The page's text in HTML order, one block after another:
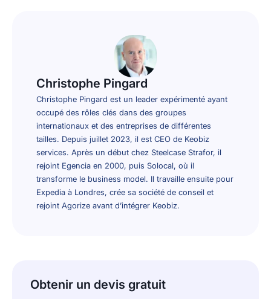
Christophe Pingard
Christophe Pingard est un leader expérimenté ayant
occupé des rôles clés dans des groupes
internationaux et des entreprises de différentes
tailles. Depuis juillet 2023, il est CEO de Keobiz
services. Après un début chez Steelcase Strafor, il
rejoint Egencia en 2000, puis Solocal, où il
transforme le business model. Il travaille ensuite pour
Expedia à Londres, crée sa société de conseil et
rejoint Agorize avant d’intégrer Keobiz.
Obtenir un devis gratuit